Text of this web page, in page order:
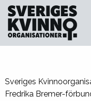
Sveriges
Fredrika
praktikant!
Sveriges
Fredrika Bremer-